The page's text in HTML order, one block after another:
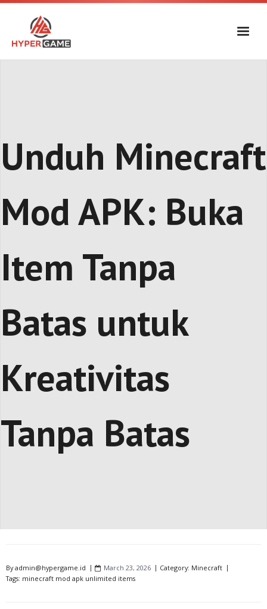
Skip
Unduh Minecraft
Mod APK: Buka
Item Tanpa
Batas untuk
Kreativitas
Tanpa Batas
Byadmin@hypergame.id March 23, 2026 Category: Minecraft
Tags: minecraft mod apk unlimited items